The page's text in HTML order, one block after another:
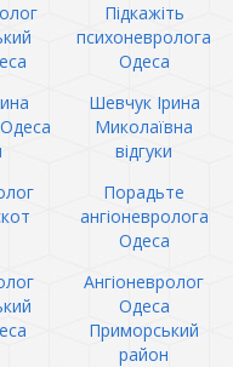
Підкажіть
психоневролога
Одеса
Шевчук Ірина
Миколаївна
відгуки
Порадьте
ангіоневролога
Одеса
Ангіоневролог
Одеса
Приморський
район